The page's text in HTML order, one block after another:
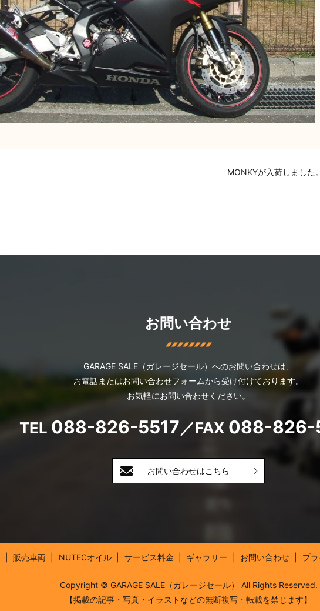
MONKYが入荷しました
お問い合わせ
GARAGE SALE（ガレージセール）へのお問い合わせは、
お電話またはお問い合わせフォームから受け付けております。
お気軽にお問い合わせください。
TEL 088-826-5517／FAX 088-826-
お問い合わせはこちら
販売車両 NUTECオイル サービス料金 ギャラリー お問い合わせ プ
Copyright © GARAGE SALE（ガレージセール） All Rights Reserved.
【掲載の記事・写真・イラストなどの無断複写・転載を禁じます】